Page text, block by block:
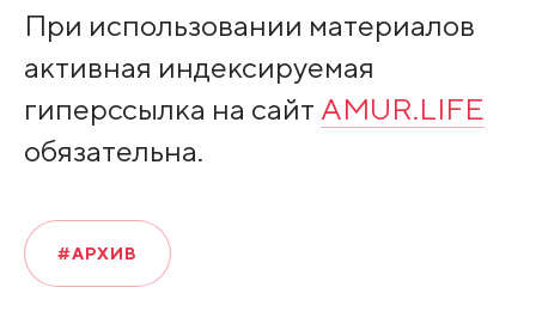
При использовании материалов
активная индексируемая
гиперссылка на сайт AMUR.LIFE
обязательна.
#АРХИВ